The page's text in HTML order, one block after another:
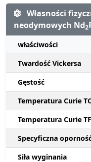
Własności
neodymowych Nd2
właściwości
Twardość Vickersa
Gęstość
Temperatura Curie
Temperatura Curie TF
Specyficzna
Siła wyginania